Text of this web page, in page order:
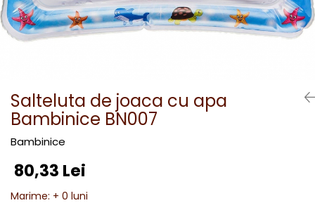
Salteluta de joaca cu apa
Bambinice BN007
Bambinice
80,33 Lei
Marime: + 0 luni